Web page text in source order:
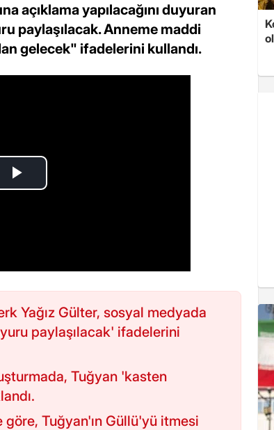
açıklama yapılacağını duyuran
paylaşılacak. Anneme maddi
gelecek" ifadelerini kullandı.
Yağız Gülter, sosyal medyada
paylaşılacak' ifadelerini
Tuğyan 'kasten
Tuğyan'ın Güllü'yü itmesi